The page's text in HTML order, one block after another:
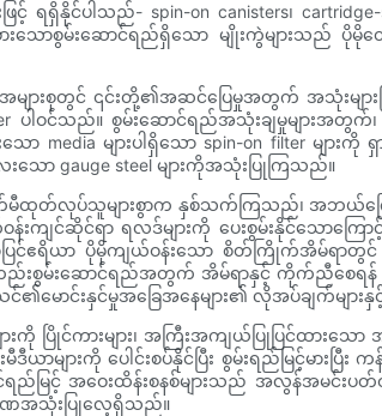
ဖြင့် ရရှိနိုင်ပါသည်- spin-on canisters၊
င့်မားသောစွမ်းဆောင်ရည်ရှိသော မျိုးကွဲများသည် ပို
အများစုတွင် ၎င်းတို့၏အဆင်ပြေမှုအတွက် အသုံးမျာ
ပါဝင်သည်။ စွမ်းဆောင်ရည်အသုံးချမှုများအ
ော media များပါရှိသော spin-on filter မ
သော gauge steel များကိုအသုံးပြုကြသည်။
ေတ်မီထုတ်လုပ်သူများစွာက နှစ်သက်ကြသည်၊ အဘယ်
းကျင်ဆိုင်ရာ ရလဒ်များကို ပေးစွမ်းနိုင်သောကြ
နှာပြင်ဧရိယာ ပိုမိုကျယ်ဝန်းသော စိတ်ကြိုက်အိမ်ရာ
ည်းစွမ်းဆောင်ရည်အတွက် အိမ်ရာနှင့် ကိုက်ညီစေရန် ဒီ
ာင်းနှင်မှုအခြေအနေများ၏ လိုအပ်ချက်များနှင့်
ျားကို ပြိုင်ကားများ၊ အကြီးအကျယ်ပြုပြင်ထာ
းမီဒီယာများကို ပေါင်းစပ်နိုင်ပြီး စွမ်းရည်မြ
မြင့် အဝေးထိန်းစနစ်များသည် အလွန်အမင်းပတ်ဝန်
ာခဏအသုံးပြုလေ့ရှိသည်။